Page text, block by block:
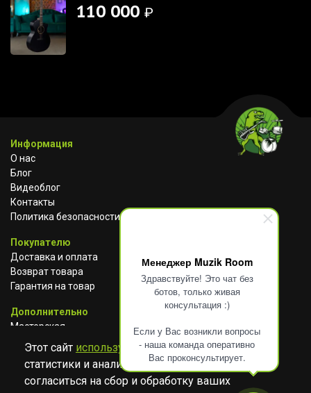
Менеджер Muzik Room
Здравствуйте! Это чат без
ботов, только живая
консультация :)
Если у Вас возникли вопросы
- наша команда оперативно
Вас проконсультирует.
110 000 ₽
Информация
О нас
Блог
Видеоблог
Контакты
Политика безопасности
Покупателю
Доставка и оплата
Возврат товара
Гарантия на товар
Дополнительно
Мастерская
Сотрудничество
АВИТО
TELEGRAM
Этот сайт использует cookies для сбора
статистики и анализа работы сайта. Просим
согласиться на сбор и обработку ваших